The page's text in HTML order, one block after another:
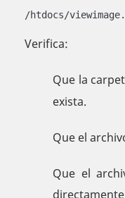
/htdocs/
Verifica:
Que la
exista.
Que el
Que el